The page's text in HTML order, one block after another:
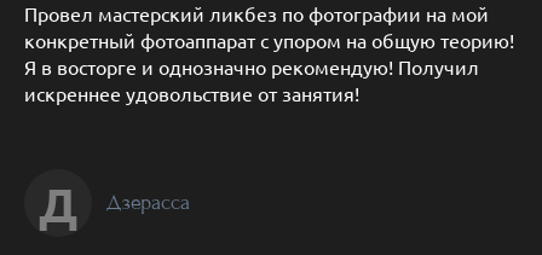
Провел мастерский ликбез по фотографии на мой
конкретный фотоаппарат с упором на общую теорию!
Я в восторге и однозначно рекомендую! Получил
искреннее удовольствие от занятия!
Д Дзерасса